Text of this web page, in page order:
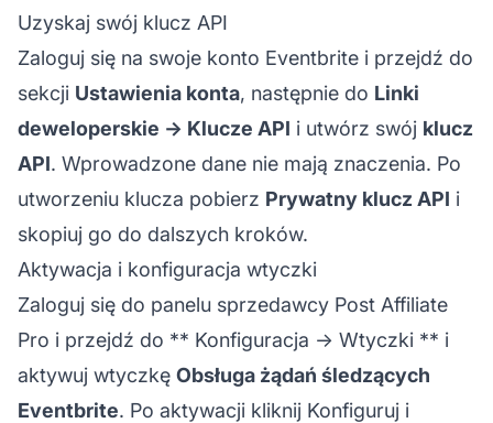
Uzyskaj swój klucz API
Zaloguj się na swoje konto Eventbrite i przejdź do
sekcji Ustawienia konta, następnie do Linki
deweloperskie -> Klucze API i utwórz swój klucz
API. Wprowadzone dane nie mają znaczenia. Po
utworzeniu klucza pobierz Prywatny klucz API i
skopiuj go do dalszych kroków.
Aktywacja i konfiguracja wtyczki
Zaloguj się do panelu sprzedawcy Post Affiliate
Pro i przejdź do ** Konfiguracja -> Wtyczki ** i
aktywuj wtyczkę Obsługa żądań śledzących
Eventbrite. Po aktywacji kliknij Konfiguruj i